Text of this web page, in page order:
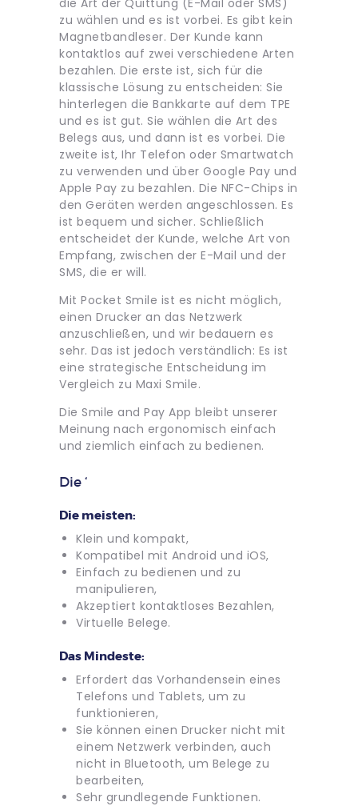
zu wählen und es ist vorbei. Es gibt kein
Magnetbandleser. Der Kunde kann
kontaktlos auf zwei verschiedene Arten
bezahlen. Die erste ist, sich für die
klassische Lösung zu entscheiden: Sie
hinterlegen die Bankkarte auf dem TPE
und es ist gut. Sie wählen die Art des
Belegs aus, und dann ist es vorbei. Die
zweite ist, Ihr Telefon oder Smartwatch
zu verwenden und über Google Pay und
Apple Pay zu bezahlen. Die NFC-Chips in
den Geräten werden angeschlossen. Es
ist bequem und sicher. Schließlich
entscheidet der Kunde, welche Art von
Empfang, zwischen der E-Mail und der
SMS, die er will.
Mit Pocket Smile ist es nicht möglich,
einen Drucker an das Netzwerk
anzuschließen, und wir bedauern es
sehr. Das ist jedoch verständlich: Es ist
eine strategische Entscheidung im
Vergleich zu Maxi Smile.
Die Smile and Pay App bleibt unserer
Meinung nach ergonomisch einfach
und ziemlich einfach zu bedienen.
Die ‘
Die meisten:
Klein und kompakt,
Kompatibel mit Android und iOS,
Einfach zu bedienen und zu
manipulieren,
Akzeptiert kontaktloses Bezahlen,
Virtuelle Belege.
Das Mindeste:
Erfordert das Vorhandensein eines
Telefons und Tablets, um zu
funktionieren,
Sie können einen Drucker nicht mit
einem Netzwerk verbinden, auch
nicht in Bluetooth, um Belege zu
bearbeiten,
Sehr grundlegende Funktionen.